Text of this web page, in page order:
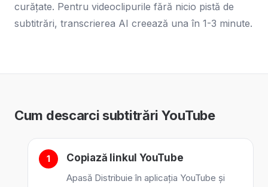
curățate. Pentru videoclipurile fără nicio pistă de
subtitrări, transcrierea AI creează una în 1-3 minute.
Cum descarci subtitrări YouTube
Copiază linkul YouTube
Apasă Distribuie în aplicația YouTube și